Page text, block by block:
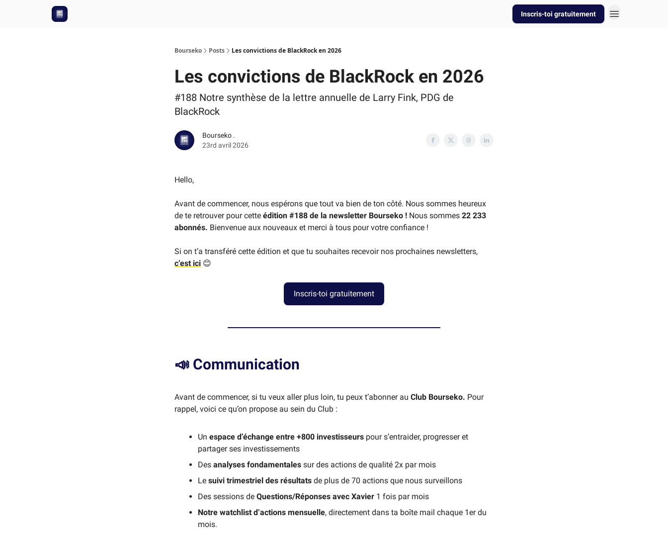
Inscris-toi gratuitement
Bourseko Posts Les convictions de BlackRock en 2026
Les convictions de BlackRock en 2026
#188 Notre synthèse de la lettre annuelle de Larry Fink, PDG de
BlackRock
Bourseko .
23rd avril 2026
Hello,
Avant de commencer, nous espérons que tout va bien de ton côté. Nous sommes heureux
de te retrouver pour cette édition #188 de la newsletter Bourseko ! Nous sommes 22 233
abonnés. Bienvenue aux nouveaux et merci à tous pour votre confiance !
Si on t’a transféré cette édition et que tu souhaites recevoir nos prochaines newsletters,
c’est ici 😊
Inscris-toi gratuitement
📣 Communication
Avant de commencer, si tu veux aller plus loin, tu peux t’abonner au Club Bourseko. Pour
rappel, voici ce qu’on propose au sein du Club :
Un espace d’échange entre +800 investisseurs pour s’entraider, progresser et
partager ses investissements
Des analyses fondamentales sur des actions de qualité 2x par mois
Le suivi trimestriel des résultats de plus de 70 actions que nous surveillons
Des sessions de Questions/Réponses avec Xavier 1 fois par mois
Notre watchlist d’actions mensuelle, directement dans ta boîte mail chaque 1er du
mois.